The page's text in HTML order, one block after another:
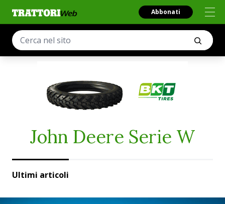
Abbonati
John Deere Serie W
Ultimi articoli